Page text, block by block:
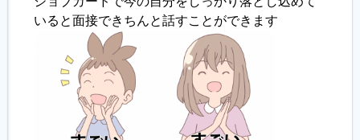
いると面接できちんと話すことができます